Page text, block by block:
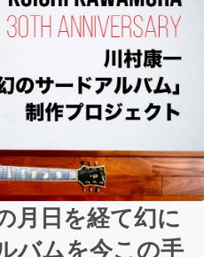
月日を経て幻に
バムを今この手